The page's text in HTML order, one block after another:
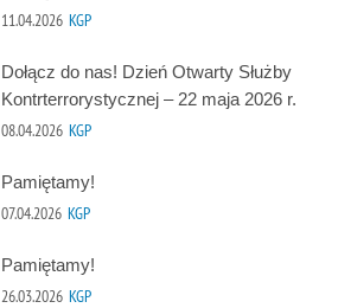
11.04.2026 KGP
Dołącz do nas! Dzień Otwarty Służby
Kontrterrorystycznej – 22 maja 2026 r.
08.04.2026 KGP
Pamiętamy!
07.04.2026 KGP
Pamiętamy!
26.03.2026 KGP